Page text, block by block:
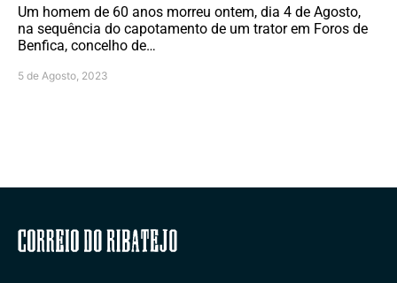
Um homem de 60 anos morreu ontem, dia 4 de Agosto,
na sequência do capotamento de um trator em Foros de
Benfica, concelho de…
5 de Agosto, 2023
Correio do Ribatejo